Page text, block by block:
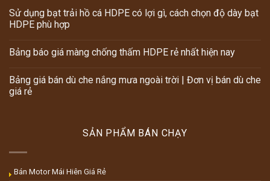
Sử dụng bạt trải hồ cá HDPE có lợi gì, cách chọn độ dày bạt
HDPE phù hợp
Bảng báo giá màng chống thấm HDPE rẻ nhất hiện nay
Bảng giá bán dù che nắng mưa ngoài trời | Đơn vị bán dù che
giá rẻ
SẢN PHẨM BÁN CHẠY
Bán Motor Mái Hiên Giá Rẻ